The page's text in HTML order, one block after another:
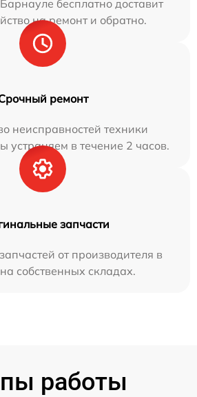
бесплатно доставит
на ремонт и обратно.
ремонт
неисправностей техники
устраняем в течение 2 часов.
запчасти
от производителя в
собственных складах.
работы